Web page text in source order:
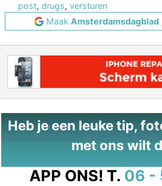
post, drugs, versturen
Maak Amsterdamsdagblad
Heb je een leuke tip,
met ons wilt
APP ONS! T. 06 -